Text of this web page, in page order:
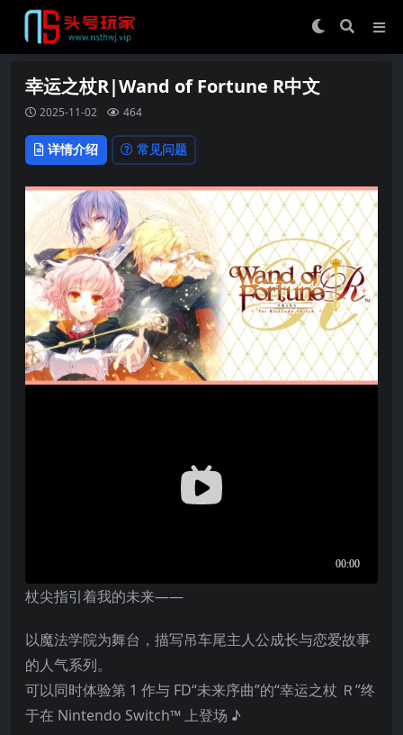
幸运之杖R|Wand of Fortune R中文
2025-11-02 464
详情介绍 常见问题
杖尖指引着我的未来——
以魔法学院为舞台，描写吊车尾主人公成长与恋爱故事
的人气系列。
可以同时体验第 1 作与 FD“未来序曲”的“幸运之杖 Ｒ”终
于在 Nintendo Switch™ 上登场 ♪